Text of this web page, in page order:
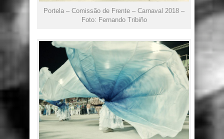
Portela – Comissão de Frente – Carnaval 2018 –
Foto: Fernando Tribiño